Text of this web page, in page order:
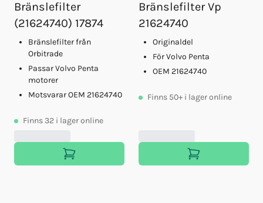
Olja Volvo 15w/40 5l Vds4.5
Orb Fett Impeller
Orb Vp Bränslepump D30-44 300
Impeller Vp (24139377)
Motorolja Vds4.5 15w40 20l
Bränslefilter
(21624740) 17874
Bränslefilter från
Orbitrade
Passar Volvo Penta
motorer
Motsvarar OEM 21624740
Finns 32 i lager online
Bränslefilter Vp
21624740
Originaldel
För Volvo Penta
OEM 21624740
Finns 50+ i lager online